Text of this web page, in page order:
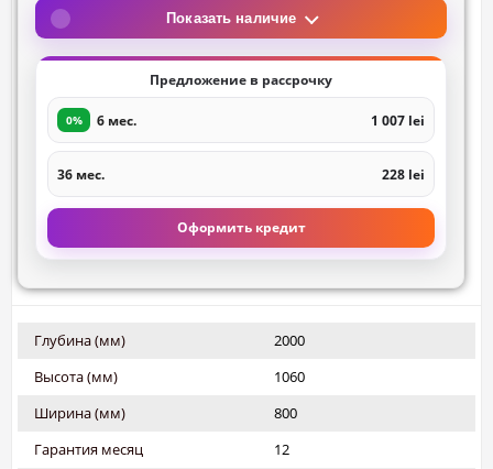
Показать наличие
Предложение в рассрочку
0% 6 мес. 1 007 lei
36 мес. 228 lei
Оформить кредит
Глубина (мм)
2000
Высота (мм)
1060
Ширина (мм)
800
Гарантия месяц
12